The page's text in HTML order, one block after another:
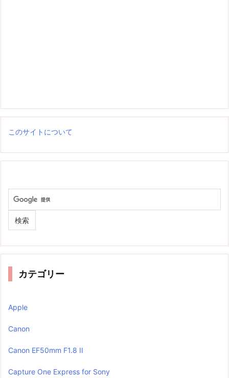
このサイトについて
カテゴリー
Apple
Canon
Canon EF50mm F1.8 II
Capture One Express for Sony